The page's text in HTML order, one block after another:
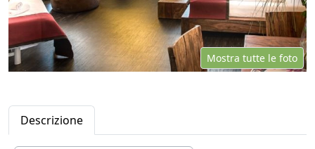
Mostra tutte le foto
Descrizione